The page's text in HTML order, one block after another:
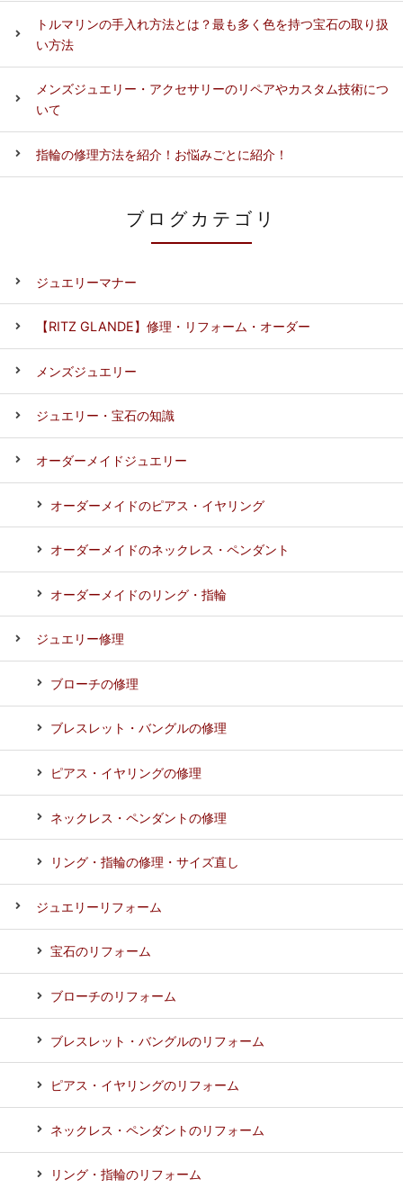
トルマリンの手入れ方法とは？最も多く色を持つ宝石の取り扱
い方法
メンズジュエリー・アクセサリーのリペアやカスタム技術につ
いて
指輪の修理方法を紹介！お悩みごとに紹介！
ブログカテゴリ
ジュエリーマナー
【RITZ GLANDE】修理・リフォーム・オーダー
メンズジュエリー
ジュエリー・宝石の知識
オーダーメイドジュエリー
オーダーメイドのピアス・イヤリング
オーダーメイドのネックレス・ペンダント
オーダーメイドのリング・指輪
ジュエリー修理
ブローチの修理
ブレスレット・バングルの修理
ピアス・イヤリングの修理
ネックレス・ペンダントの修理
リング・指輪の修理・サイズ直し
ジュエリーリフォーム
宝石のリフォーム
ブローチのリフォーム
ブレスレット・バングルのリフォーム
ピアス・イヤリングのリフォーム
ネックレス・ペンダントのリフォーム
リング・指輪のリフォーム